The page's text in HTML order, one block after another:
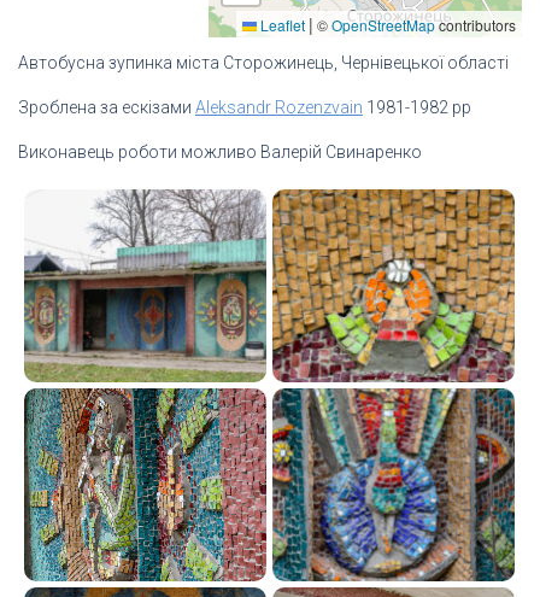
Leaflet | ©OpenStreetMapcontributors
Автобусна зупинка міста Сторожинець, Чернівецької області
Зроблена за ескізами Aleksandr Rozenzvain 1981-1982 рр
Виконавець роботи можливо Валерій Свинаренко